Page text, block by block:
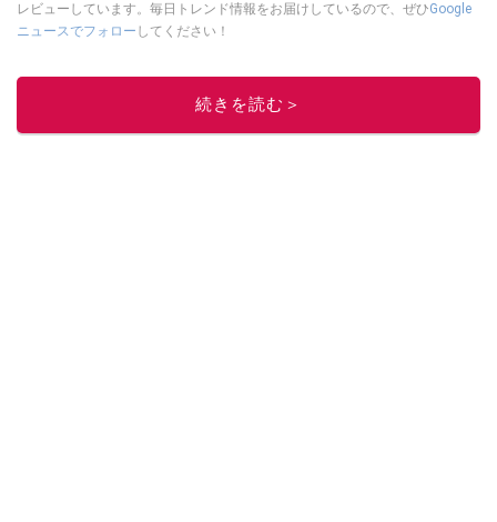
レビューしています。毎日トレンド情報をお届けしているので、ぜひGoogle
ニュースでフォロー してください！
続きを読む＞